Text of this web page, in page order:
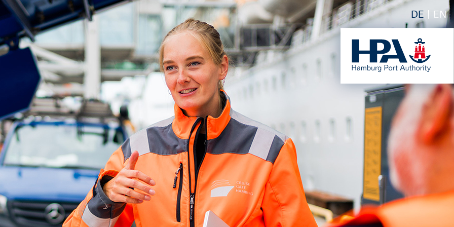
DE EN
Center der HPA
aller Verkehrsmeldungen im Hafen am